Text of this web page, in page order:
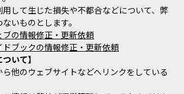
して生じた損失や不都合などについて、弊
いものとします。
の情報修正・更新依頼
ブックの情報修正・更新依頼
ついて
ら他のウェブサイトなどへリンクをしている